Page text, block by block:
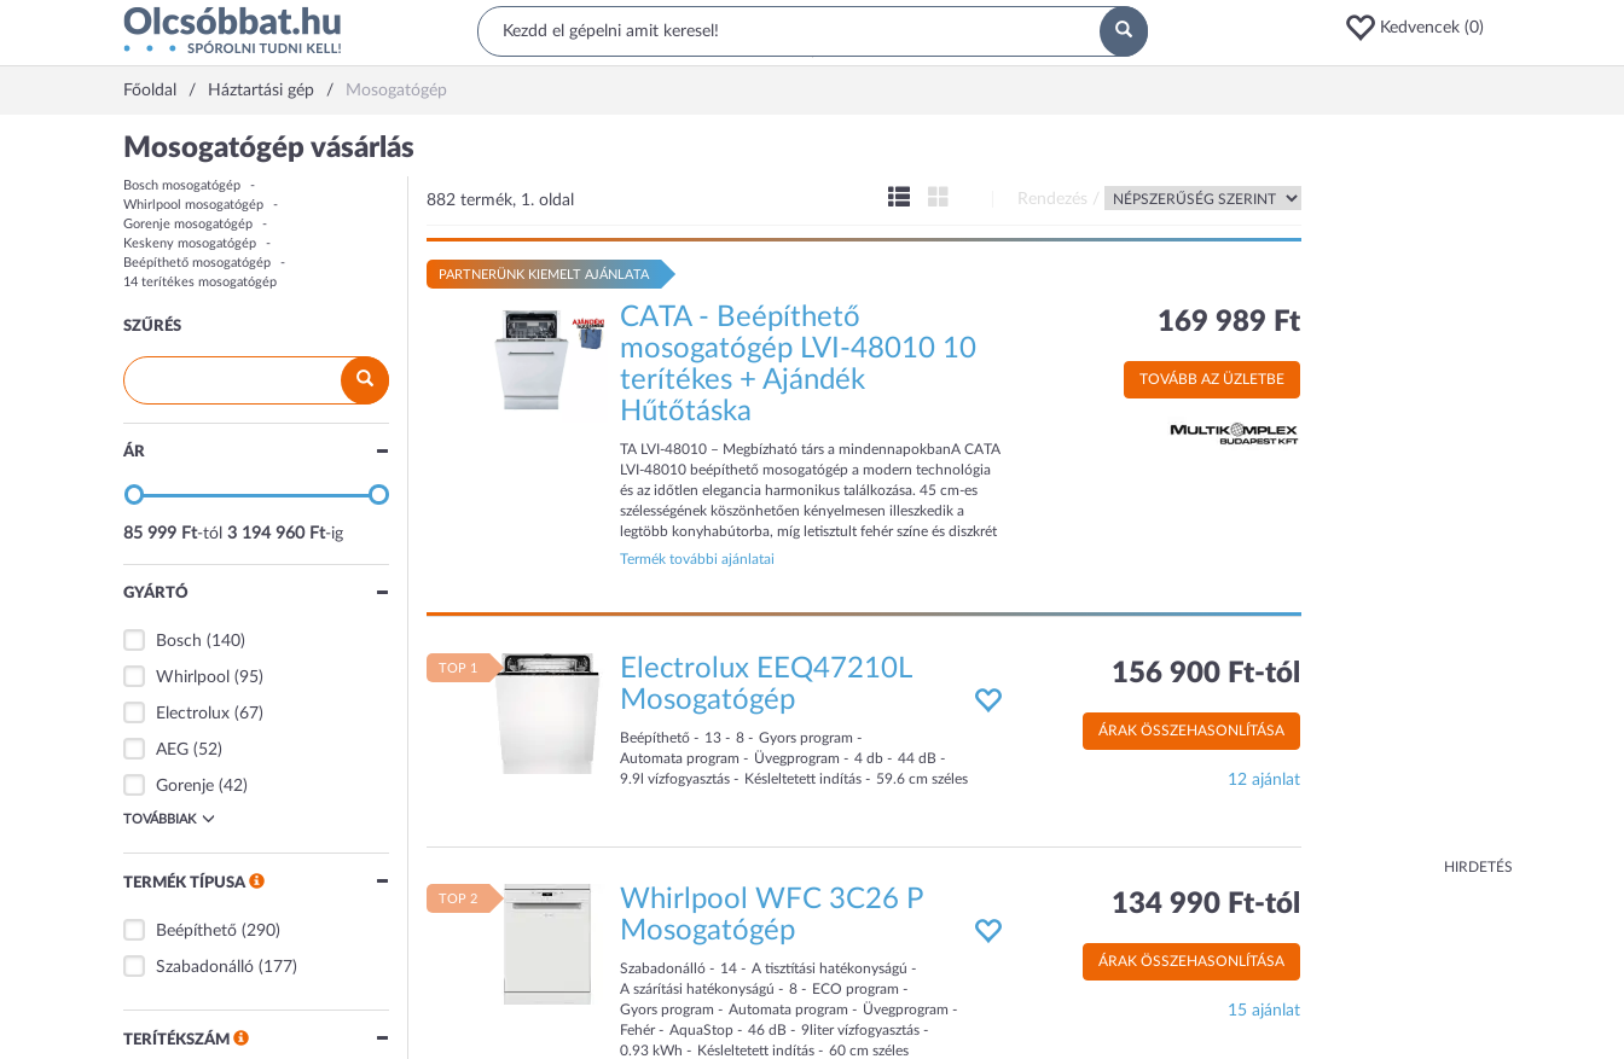
Kedvencek (0)
Főoldal Háztartási gép Mosogatógép
HIRDETÉS
Mosogatógép vásárlás
Bosch mosogatógép
Whirlpool mosogatógép
Gorenje mosogatógép
Keskeny mosogatógép
Beépíthető mosogatógép
14 terítékes mosogatógép
SZŰRÉS
ÁR
85 999 Ft-tól 3 194 960 Ft-ig
GYÁRTÓ
Bosch (140)
Whirlpool (95)
Electrolux (67)
AEG (52)
Gorenje (42)
TOVÁBBIAK
TERMÉK TÍPUSA
Beépíthető (290)
Szabadonálló (177)
TERÍTÉKSZÁM
882 termék, 1. oldal Rendezés /
PARTNERÜNK KIEMELT AJÁNLATA
CATA - Beépíthető
mosogatógép LVI-48010 10
terítékes + Ajándék
Hűtőtáska
TA LVI-48010 – Megbízható társ a mindennapokbanA CATA
LVI-48010 beépíthető mosogatógép a modern technológia
és az időtlen elegancia harmonikus találkozása. 45 cm-es
szélességének köszönhetően kényelmesen illeszkedik a
legtöbb konyhabútorba, míg letisztult fehér színe és diszkrét
megjelenése bármilyen enteriőrbe beleolvad. Ez a modell
nem csupán esz...
Termék további ajánlatai
169 989 Ft
TOVÁBB AZ ÜZLETBE
TOP 1
Electrolux EEQ47210L
Mosogatógép
Beépíthető 13 8
Gyors program
Automata program
Üvegprogram 4 db 44 dB
9.9l vízfogyasztás Késleltetett indítás 59.6 cm széles
156 900 Ft-tól
ÁRAK ÖSSZEHASONLÍTÁSA
12 ajánlat
TOP 2
Whirlpool WFC 3C26 P
Mosogatógép
Szabadonálló 14
A tisztítási hatékonyságú
A szárítási hatékonyságú
8
ECO program
Gyors program
Automata program
Üvegprogram
Fehér
AquaStop 46 dB 9litervízfogyasztás
0.93 kWh Késleltetett indítás 60 cm széles
134 990 Ft-tól
ÁRAK ÖSSZEHASONLÍTÁSA
15 ajánlat